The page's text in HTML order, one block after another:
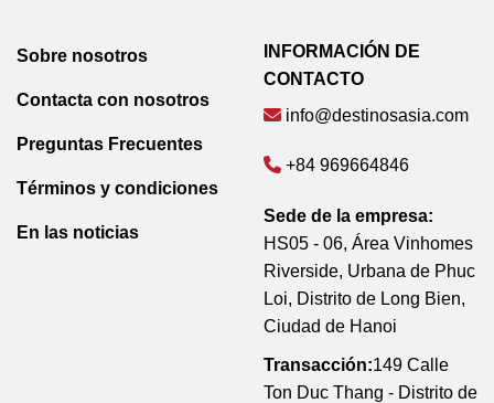
Sobre nosotros
Contacta con nosotros
Preguntas Frecuentes
Términos y condiciones
En las noticias
INFORMACIÓN DE
CONTACTO
info@destinosasia.com
+84 969664846
Sede de la empresa:
HS05 - 06, Área Vinhomes
Riverside, Urbana de Phuc
Loi, Distrito de Long Bien,
Ciudad de Hanoi
Transacción:149 Calle
Ton Duc Thang - Distrito de